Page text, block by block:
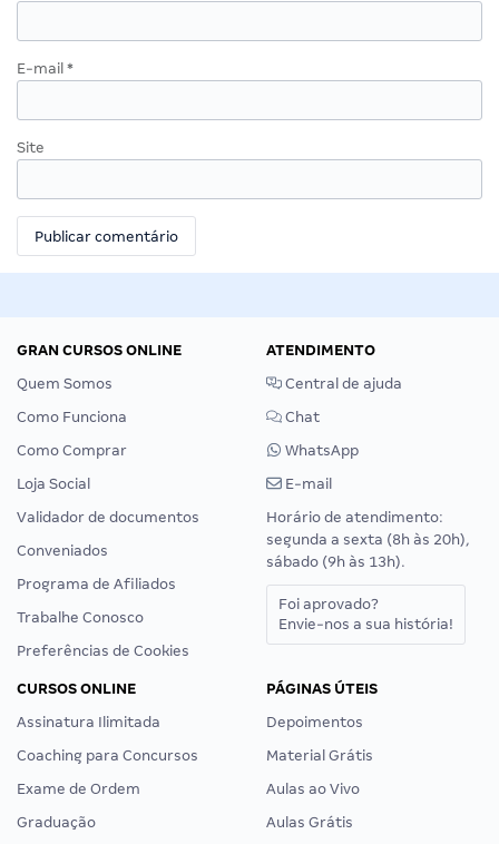
E-mail *
Site
GRAN CURSOS ONLINE
Quem Somos
Como Funciona
Como Comprar
Loja Social
Validador de documentos
Conveniados
Programa de Afiliados
Trabalhe Conosco
Preferências de Cookies
ATENDIMENTO
Central de ajuda
Chat
WhatsApp
E-mail
Horário de atendimento:
segunda a sexta (8h às 20h),
sábado (9h às 13h).
Foi aprovado?
Envie-nos a sua história!
CURSOS ONLINE
Assinatura Ilimitada
Coaching para Concursos
Exame de Ordem
Graduação
PÁGINAS ÚTEIS
Depoimentos
Material Grátis
Aulas ao Vivo
Aulas Grátis